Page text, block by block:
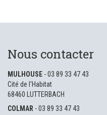
Nous contacter
MULHOUSE - 03 89 33 47 43
Cité de l'Habitat
68460 LUTTERBACH
COLMAR - 03 89 33 47 43